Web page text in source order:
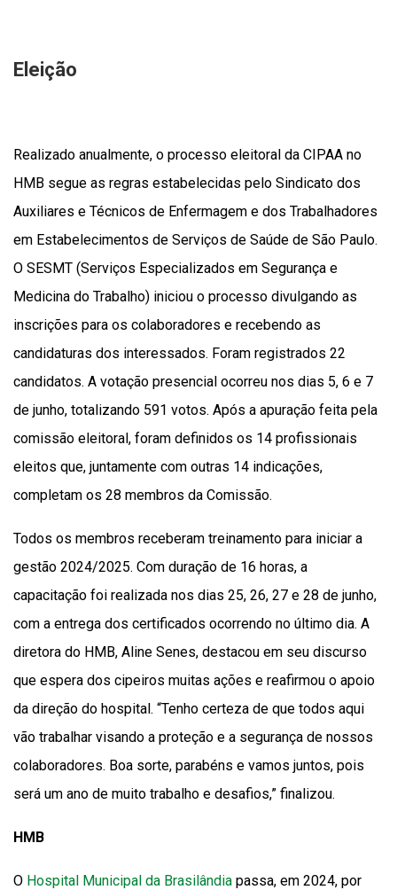
Eleição
Realizado anualmente, o processo eleitoral da CIPAA no
HMB segue as regras estabelecidas pelo Sindicato dos
Auxiliares e Técnicos de Enfermagem e dos Trabalhadores
em Estabelecimentos de Serviços de Saúde de São Paulo.
O SESMT (Serviços Especializados em Segurança e
Medicina do Trabalho) iniciou o processo divulgando as
inscrições para os colaboradores e recebendo as
candidaturas dos interessados. Foram registrados 22
candidatos. A votação presencial ocorreu nos dias 5, 6 e 7
de junho, totalizando 591 votos. Após a apuração feita pela
comissão eleitoral, foram definidos os 14 profissionais
eleitos que, juntamente com outras 14 indicações,
completam os 28 membros da Comissão.
Todos os membros receberam treinamento para iniciar a
gestão 2024/2025. Com duração de 16 horas, a
capacitação foi realizada nos dias 25, 26, 27 e 28 de junho,
com a entrega dos certificados ocorrendo no último dia. A
diretora do HMB, Aline Senes, destacou em seu discurso
que espera dos cipeiros muitas ações e reafirmou o apoio
da direção do hospital. “Tenho certeza de que todos aqui
vão trabalhar visando a proteção e a segurança de nossos
colaboradores. Boa sorte, parabéns e vamos juntos, pois
será um ano de muito trabalho e desafios,” finalizou.
HMB
O Hospital Municipal da Brasilândia passa, em 2024, por